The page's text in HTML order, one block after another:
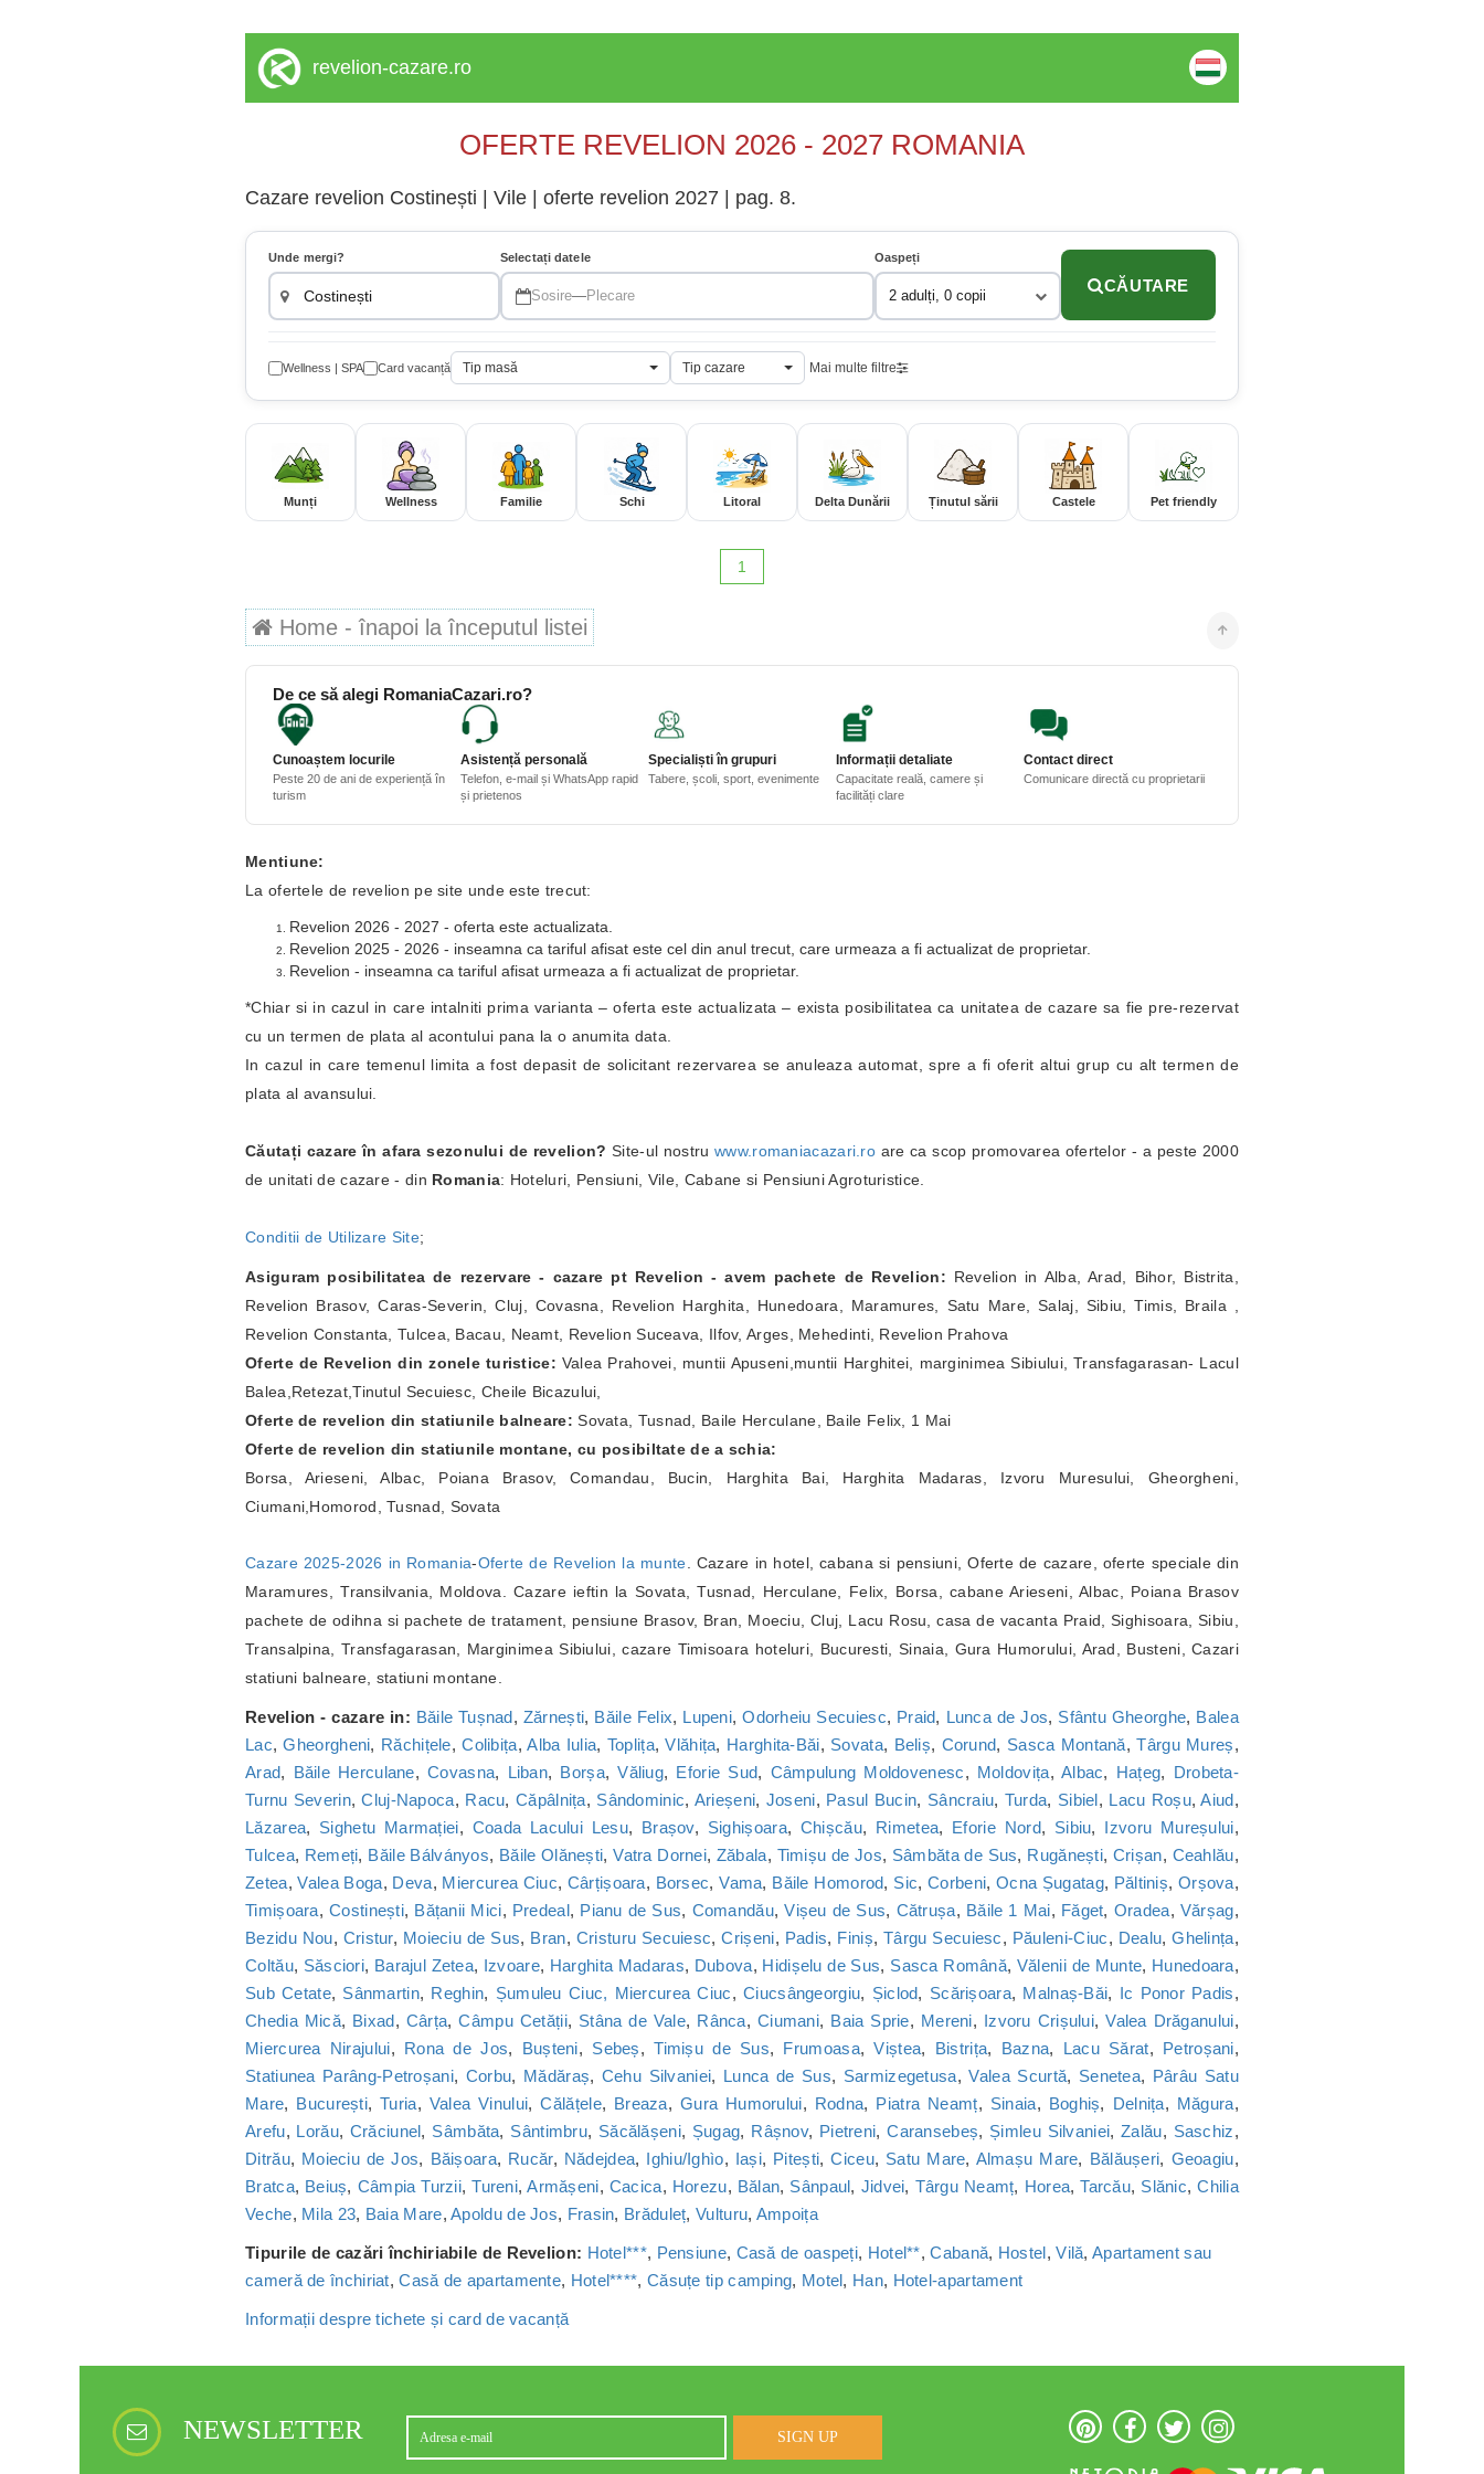
revelion-cazare.ro
OFERTE REVELION 2026 - 2027 ROMANIA
Cazare revelion Costinești | Vile | oferte revelion 2027 | pag. 8.
Unde mergi? Selectați datele
Sosire—Plecare
Oaspeți
2 adulți, 0 copii
CĂUTARE
Wellness | SPA Card vacanță Tip masă Tip cazare Mai multe filtre
Munți Wellness Familie Schi Litoral Delta Dunării Ținutul sării Castele Pet friendly
1
Home - înapoi la începutul listei
De ce să alegi RomaniaCazari.ro?
Cunoaștem locurile
Peste 20 de ani de experiență în
turism
Asistență personală
Telefon, e-mail și WhatsApp rapid
și prietenos
Specialiști în grupuri
Tabere, școli, sport, evenimente
Informații detaliate
Capacitate reală, camere și
facilități clare
Contact direct
Comunicare directă cu proprietarii
Mentiune:
La ofertele de revelion pe site unde este trecut:
Revelion 2026 - 2027 - oferta este actualizata.
Revelion 2025 - 2026 - inseamna ca tariful afisat este cel din anul trecut, care urmeaza a fi actualizat de proprietar.
Revelion - inseamna ca tariful afisat urmeaza a fi actualizat de proprietar.
*Chiar si in cazul in care intalniti prima varianta – oferta este actualizata – exista posibilitatea ca unitatea de cazare sa fie pre-rezervat
cu un termen de plata al acontului pana la o anumita data.
In cazul in care temenul limita a fost depasit de solicitant rezervarea se anuleaza automat, spre a fi oferit altui grup cu alt termen de
plata al avansului.
Căutați cazare în afara sezonului de revelion?Site-ul nostruwww.romaniacazari.ro are ca scop promovarea ofertelor - a peste 2000
de unitati de cazare - din Romania: Hoteluri, Pensiuni, Vile, Cabane si Pensiuni Agroturistice.
Conditii de Utilizare Site;
Asiguram posibilitatea de rezervare - cazare pt Revelion - avem pachete de Revelion: Revelion in Alba, Arad, Bihor, Bistrita,
Revelion Brasov, Caras-Severin, Cluj, Covasna, Revelion Harghita, Hunedoara, Maramures, Satu Mare, Salaj, Sibiu, Timis, Braila ,
Revelion Constanta, Tulcea, Bacau, Neamt, Revelion Suceava, Ilfov, Arges, Mehedinti, Revelion Prahova
Oferte de Revelion din zonele turistice: Valea Prahovei, muntii Apuseni,muntii Harghitei, marginimea Sibiului, Transfagarasan- Lacul
Balea,Retezat,Tinutul Secuiesc, Cheile Bicazului,
Oferte de revelion din statiunile balneare: Sovata, Tusnad, Baile Herculane, Baile Felix, 1 Mai
Oferte de revelion din statiunile montane, cu posibiltate de a schia:
Borsa, Arieseni, Albac, Poiana Brasov, Comandau, Bucin, Harghita Bai, Harghita Madaras, Izvoru Muresului, Gheorgheni,
Ciumani,Homorod, Tusnad, Sovata
Cazare 2025-2026 in Romania-Oferte de Revelion la munte. Cazare in hotel, cabana si pensiuni, Oferte de cazare, oferte speciale din
Maramures, Transilvania, Moldova. Cazare ieftin la Sovata, Tusnad, Herculane, Felix, Borsa, cabane Arieseni, Albac, Poiana Brasov
pachete de odihna si pachete de tratament, pensiune Brasov, Bran, Moeciu, Cluj, Lacu Rosu, casa de vacanta Praid, Sighisoara, Sibiu,
Transalpina, Transfagarasan, Marginimea Sibiului, cazare Timisoara hoteluri, Bucuresti, Sinaia, Gura Humorului, Arad, Busteni, Cazari
statiuni balneare, statiuni montane.
Revelion - cazare in: Băile Tușnad, Zărnești, Băile Felix, Lupeni,Odorheiu Secuiesc, Praid, Lunca de Jos, Sfântu Gheorghe, Balea
Lac,Gheorgheni, Răchițele,Colibița,Alba Iulia, Toplița,Vlăhița, Harghita-Băi, Sovata, Beliș, Corund, Sasca Montană,Târgu Mureș,
Arad, Băile Herculane,Covasna, Liban, Borșa,Văliug, Eforie Sud, Câmpulung Moldovenesc, Moldovița, Albac, Hațeg, Drobeta-
Turnu Severin,Cluj-Napoca, Racu, Căpâlnița, Sândominic, Arieșeni, Joseni, Pasul Bucin, Sâncraiu, Turda, Sibiel, Lacu Roșu,Aiud,
Lăzarea, Sighetu Marmației, Coada Lacului Lesu, Brașov, Sighișoara, Chișcău, Rimetea, Eforie Nord, Sibiu, Izvoru Mureșului,
Tulcea, Remeți, Băile Bálványos, Băile Olănești,Vatra Dornei, Zăbala, Timișu de Jos, Sâmbăta de Sus, Rugănești, Crișan, Ceahlău,
Zetea,Valea Boga, Deva, Miercurea Ciuc, Cârțișoara, Borsec,Vama, Băile Homorod, Sic,Corbeni, Ocna Șugatag, Păltiniș, Orșova,
Timișoara, Costinești, Bățanii Mici, Predeal, Pianu de Sus, Comandău,Vișeu de Sus, Cătrușa, Băile 1 Mai, Făget, Oradea, Vărșag,
Bezidu Nou, Cristur, Moieciu de Sus, Bran, Cristuru Secuiesc,Crișeni, Padis, Finiș,Târgu Secuiesc, Păuleni-Ciuc, Dealu,Ghelința,
Coltău, Săsciori, Barajul Zetea, Izvoare, Harghita Madaras, Dubova, Hidișelu de Sus, Sasca Română, Vălenii de Munte, Hunedoara,
Sub Cetate, Sânmartin, Reghin, Șumuleu Ciuc, Miercurea Ciuc,Ciucsângeorgiu, Șiclod, Scărișoara, Malnaș-Băi, Ic Ponor Padis,
Chedia Mică, Bixad, Cârța,Câmpu Cetății, Stâna de Vale, Rânca, Ciumani, Baia Sprie, Mereni, Izvoru Crișului,Valea Drăganului,
Miercurea Nirajului, Rona de Jos, Bușteni, Sebeș,Timișu de Sus, Frumoasa,Viștea, Bistrița, Bazna, Lacu Sărat, Petroșani,
Statiunea Parâng-Petroșani, Corbu, Mădăraș, Cehu Silvaniei, Lunca de Sus, Sarmizegetusa,Valea Scurtă, Senetea, Pârâu Satu
Mare, București,Turia, Valea Vinului,Călățele, Breaza, Gura Humorului, Rodna, Piatra Neamț, Sinaia, Boghiș, Delnița, Măgura,
Arefu, Lorău, Crăciunel, Sâmbăta, Sântimbru, Săcălășeni, Șugag, Râșnov, Pietreni,Caransebeș, Șimleu Silvaniei,Zalău, Saschiz,
Ditrău, Moieciu de Jos, Băișoara, Rucăr, Nădejdea, Ighiu/Ighìo, Iași, Pitești,Ciceu, Satu Mare, Almașu Mare, Bălăușeri, Geoagiu,
Bratca, Beiuș, Câmpia Turzii,Tureni,Armășeni, Cacica, Horezu, Bălan, Sânpaul, Jidvei, Târgu Neamț, Horea,Tarcău, Slănic,Chilia
Veche, Mila 23, Baia Mare,Apoldu de Jos, Frasin, Brăduleț,Vulturu, Ampoița
Tipurile de cazări închiriabile de Revelion: Hotel***, Pensiune, Casă de oaspeți, Hotel**,Cabană, Hostel,Vilă,Apartament sau
cameră de închiriat,Casă de apartamente, Hotel****, Căsuțe tip camping, Motel, Han, Hotel-apartament
Informații despre tichete și card de vacanță
NEWSLETTER SIGN UP